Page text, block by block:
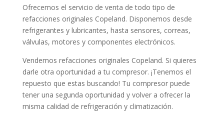
Ofrecemos el servicio de venta de todo tipo de
refacciones originales Copeland. Disponemos desde
refrigerantes y lubricantes, hasta sensores, correas,
válvulas, motores y componentes electrónicos.
Vendemos refacciones originales Copeland. Si quieres
darle otra oportunidad a tu compresor. ¡Tenemos el
repuesto que estas buscando! Tu compresor puede
tener una segunda oportunidad y volver a ofrecer la
misma calidad de refrigeración y climatización.